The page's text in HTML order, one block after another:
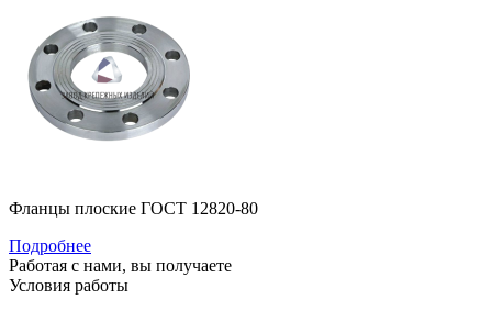
Фланцы плоские ГОСТ 12820-80
Подробнее
Работая с нами, вы получаете
Условия работы